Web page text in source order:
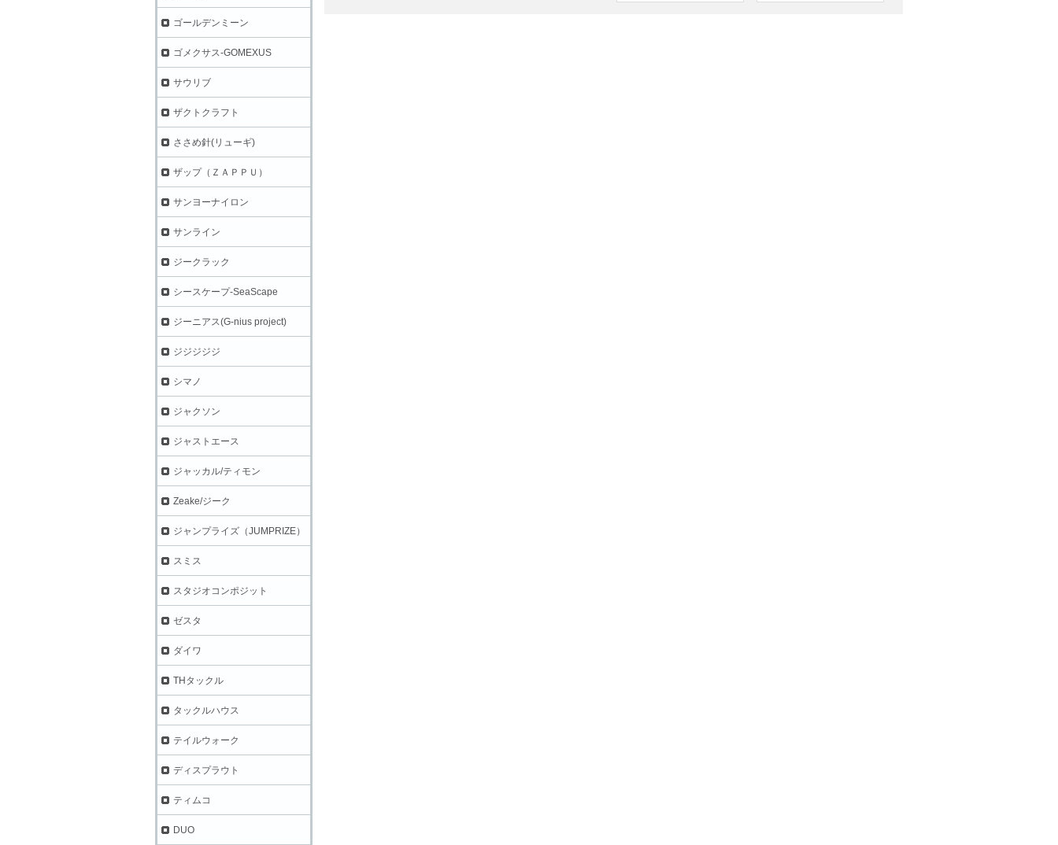
ゴールデンミーン
ゴメクサス-GOMEXUS
サウリブ
ザクトクラフト
ささめ針(リューギ)
ザップ（ＺＡＰＰＵ）
サンヨーナイロン
サンライン
ジークラック
シースケープ-SeaScape
ジーニアス(G-nius project)
ジジジジジ
シマノ
ジャクソン
ジャストエース
ジャッカル/ティモン
Zeake/ジーク
ジャンプライズ（JUMPRIZE）
スミス
スタジオコンポジット
ゼスタ
ダイワ
THタックル
タックルハウス
テイルウォーク
ディスプラウト
ティムコ
DUO